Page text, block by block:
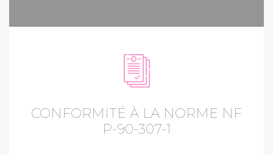
CONFORMITÉ À LA NORME NF
P-90-307-1